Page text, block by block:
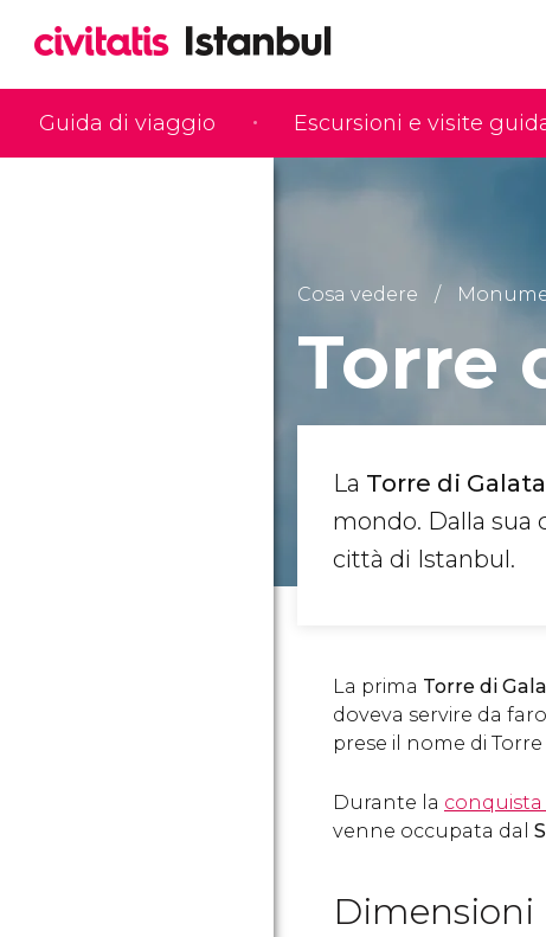
Guida di viaggio Escursioni e visite
Cosa vedere
Torre
La Torre di Galata
mondo. Dalla sua
città di Istanbul.
La prima Torre di
doveva servire da
prese il nome di Torre
Durante la
venne occupata dal
Dimensioni